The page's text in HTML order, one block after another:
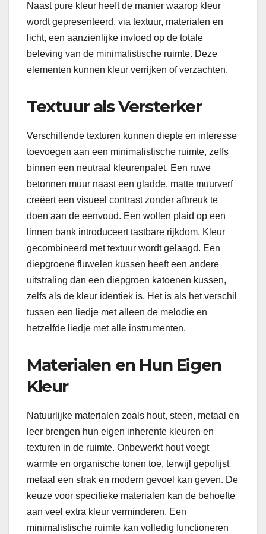
Naast pure kleur heeft de manier waarop kleur
wordt gepresenteerd, via textuur, materialen en
licht, een aanzienlijke invloed op de totale
beleving van de minimalistische ruimte. Deze
elementen kunnen kleur verrijken of verzachten.
Textuur als Versterker
Verschillende texturen kunnen diepte en interesse
toevoegen aan een minimalistische ruimte, zelfs
binnen een neutraal kleurenpalet. Een ruwe
betonnen muur naast een gladde, matte muurverf
creëert een visueel contrast zonder afbreuk te
doen aan de eenvoud. Een wollen plaid op een
linnen bank introduceert tastbare rijkdom. Kleur
gecombineerd met textuur wordt gelaagd. Een
diepgroene fluwelen kussen heeft een andere
uitstraling dan een diepgroen katoenen kussen,
zelfs als de kleur identiek is. Het is als het verschil
tussen een liedje met alleen de melodie en
hetzelfde liedje met alle instrumenten.
Materialen en Hun Eigen
Kleur
Natuurlijke materialen zoals hout, steen, metaal en
leer brengen hun eigen inherente kleuren en
texturen in de ruimte. Onbewerkt hout voegt
warmte en organische tonen toe, terwijl gepolijst
metaal een strak en modern gevoel kan geven. De
keuze voor specifieke materialen kan de behoefte
aan veel extra kleur verminderen. Een
minimalistische ruimte kan volledig functioneren